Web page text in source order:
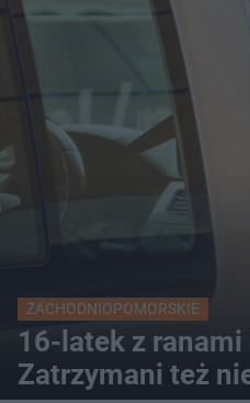
ZACHODNIOPOMORSKIE
16-latek z ranami
Zatrzymani też